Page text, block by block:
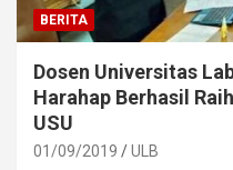
BERITA
Dosen Universitas
Harahap Berhasil
USU
01/09/2019 ULB